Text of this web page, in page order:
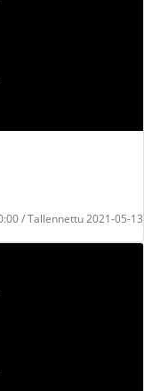
/ Tallennettu 2021-05-13